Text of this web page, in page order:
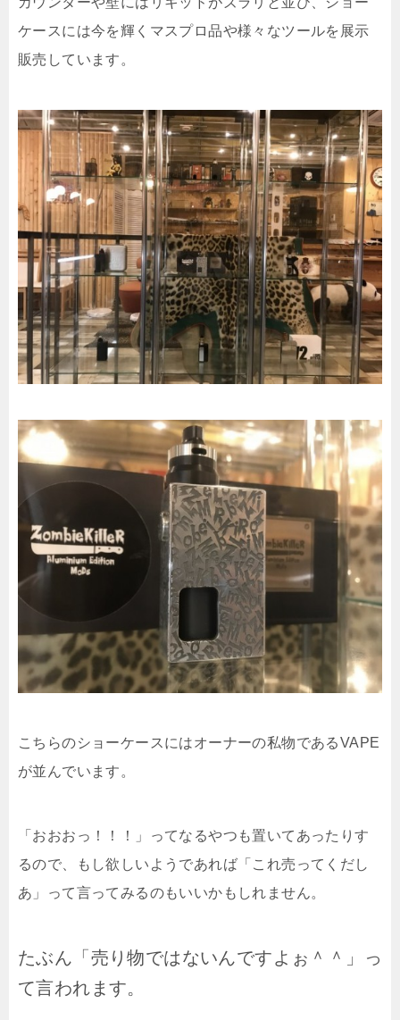
ケースには今を輝くマスプロ品や様々なツールを展示
販売しています。
こちらのショーケースにはオーナーの私物であるVAPE
が並んでいます。
「おおおっ！！！」ってなるやつも置いてあったりす
るので、もし欲しいようであれば「これ売ってくだし
あ」って言ってみるのもいいかもしれません。
たぶん「売り物ではないんですよぉ＾＾」っ
て言われます。